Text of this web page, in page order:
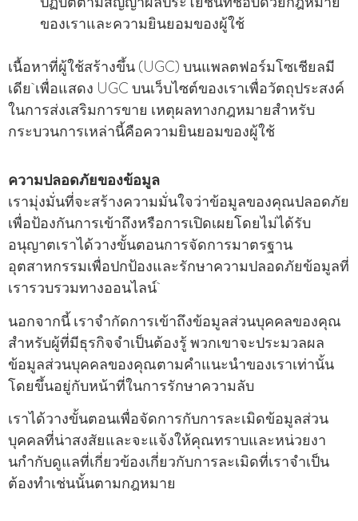
ของเราและความยินยอมของผู้ใช้
เนื้อหาที่ผู้ใช้สร้างขึ้น (UGC) บนแพลตฟอร์มโซเชียลมี
เดีย เพื่อแสดง UGC บนเว็บไซต์ของเราเพื่อวัตถุประสงค์
ในการส่งเสริมการขาย เหตุผลทางกฎหมายสําหรับ
กระบวนการเหล่านี้คือความยินยอมของผู้ใช้
ความปลอดภัยของข้อมูล
เรามุ่งมั่นที่จะสร้างความมั่นใจว่าข้อมูลของคุณปลอดภัย
เพื่อป้องกันการเข้าถึงหรือการเปิดเผยโดยไม่ได้รับ
อนุญาตเราได้วางขั้นตอนการจัดการมาตรฐาน
อุตสาหกรรมเพื่อปกป้องและรักษาความปลอดภัยข้อมูลที่
เรารวบรวมทางออนไลน์
นอกจากนี้ เราจํากัดการเข้าถึงข้อมูลส่วนบุคคลของคุณ
สําหรับผู้ที่มีธุรกิจจําเป็นต้องรู้ พวกเขาจะประมวลผล
ข้อมูลส่วนบุคคลของคุณตามคําแนะนําของเราเท่านั้น
โดยขึ้นอยู่กับหน้าที่ในการรักษาความลับ
เราได้วางขั้นตอนเพื่อจัดการกับการละเมิดข้อมูลส่วน
บุคคลที่น่าสงสัยและจะแจ้งให้คุณทราบและหน่วยงา
นกํากับดูแลที่เกี่ยวข้องเกี่ยวกับการละเมิดที่เราจําเป็น
ต้องทําเช่นนั้นตามกฎหมาย